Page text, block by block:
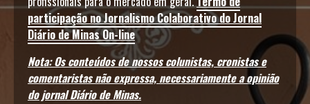
participação no Jornalismo Colaborativo do Jornal
Diário de Minas On-line
Nota: Os conteúdos de nossos colunistas, cronistas e
comentaristas não expressa, necessariamente a opinião
do jornal Diário de Minas.